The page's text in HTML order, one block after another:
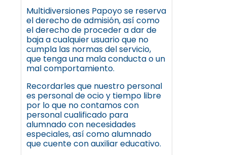
Multidiversiones Papoyo se reserva
el derecho de admisión, así como
el derecho de proceder a dar de
baja a cualquier usuario que no
cumpla las normas del servicio,
que tenga una mala conducta o un
mal comportamiento.
Recordarles que nuestro personal
es personal de ocio y tiempo libre
por lo que no contamos con
personal cualificado para
alumnado con necesidades
especiales, así como alumnado
que cuente con auxiliar educativo.